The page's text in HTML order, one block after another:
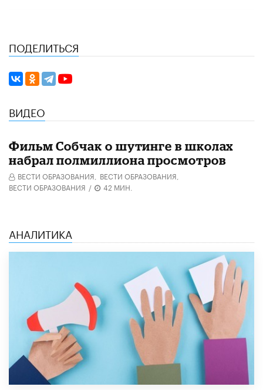
ПОДЕЛИТЬСЯ
ВИДЕО
Фильм Собчак о шутинге в школах
набрал полмиллиона просмотров
ВЕСТИ ОБРАЗОВАНИЯ, ВЕСТИ ОБРАЗОВАНИЯ,
ВЕСТИ ОБРАЗОВАНИЯ / 42 МИН.
АНАЛИТИКА